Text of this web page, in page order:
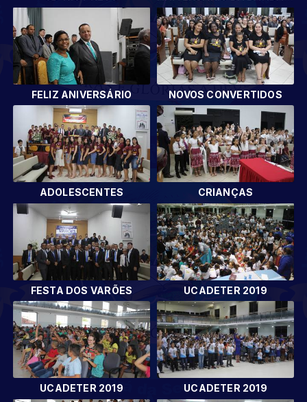
FELIZ ANIVERSÁRIO NOVOS CONVERTIDOS
ADOLESCENTES CRIANÇAS
FESTA DOS VARÕES UCADETER 2019
UCADETER 2019 UCADETER 2019